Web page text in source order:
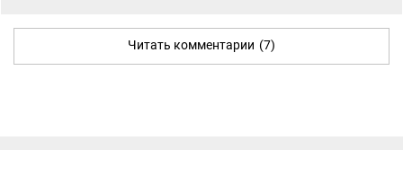
Читать комментарии (7)